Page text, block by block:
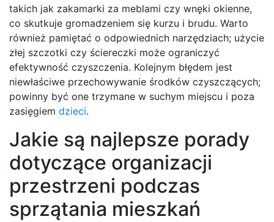
takich jak zakamarki za meblami czy wnęki okienne,
co skutkuje gromadzeniem się kurzu i brudu. Warto
również pamiętać o odpowiednich narzędziach; użycie
złej szczotki czy ściereczki może ograniczyć
efektywność czyszczenia. Kolejnym błędem jest
niewłaściwe przechowywanie środków czyszczących;
powinny być one trzymane w suchym miejscu i poza
zasięgiem dzieci.
Jakie są najlepsze porady
dotyczące organizacji
przestrzeni podczas
sprzątania mieszkań